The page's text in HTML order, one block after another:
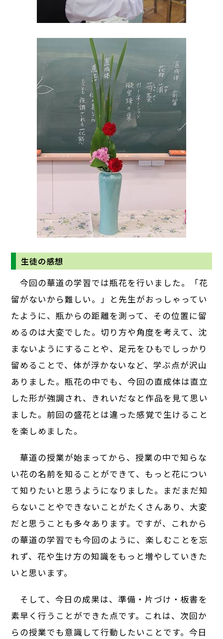
生徒の感想
今回の華道の学習では瓶花を行いました。「花
留がないから難しい。」と先生がおっしゃってい
たように、瓶からの距離を測って、その位置に留
めるのは大変でした。切り方や角度を考えて、沈
まないようにすることや、足元をひもでしっかり
留めることで、体が浮かないなど、学ぶ点が沢山
ありました。瓶花の中でも、今回の直成体は直立
した形が強調され、きれいだなと作品を見て思い
ました。前回の盛花とは違った感覚で生けること
を楽しめました。
華道の授業が始まってから、授業の中で知らな
い花の名前を知ることができて、もっと花につい
て知りたいと思うようになりました。まだまだ知
らないことやできないことがたくさんあり、大変
だと思うことも多々あります。ですが、これから
の華道の学習でも今回のように、楽しむことを忘
れず、花や生け方の知識をもっと増やしていきた
いと思います。
そして、今日の成果は、準備・片づけ・板書を
素早く行うことができた点です。これは、次回か
らの授業でも意識して行動したいことです。今日